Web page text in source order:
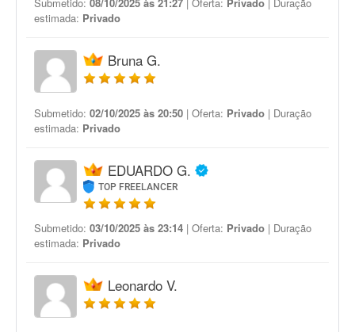
estimada: Privado
Bruna G.
Submetido: 02/10/2025 às 20:50 | Oferta: Privado | Duração
estimada: Privado
EDUARDO G.
TOP FREELANCER
Submetido: 03/10/2025 às 23:14 | Oferta: Privado | Duração
estimada: Privado
Leonardo V.